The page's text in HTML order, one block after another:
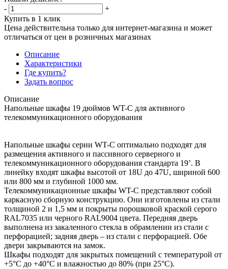
-
+
Купить в 1 клик
Цена действительна только для интернет-магазина и может
отличаться от цен в розничных магазинах
Описание
Характеристики
Где купить?
Задать вопрос
Описание
Напольные шкафы 19 дюймов WT-С для активного
телекоммуникационного оборудования
Напольные шкафы серии WT-С оптимально подходят для
размещения активного и пассивного серверного и
телекоммуникационного оборудования стандарта 19’. В
линейку входят шкафы высотой от 18U до 47U, шириной 600
или 800 мм и глубиной 1000 мм.
Телекоммуникационные шкафы WT-С представляют собой
каркасную сборную конструкцию. Они изготовлены из стали
толщиной 2 и 1,5 мм и покрыты порошковой краской серого
RAL7035 или черного RAL9004 цвета. Передняя дверь
выполнена из закаленного стекла в обрамлении из стали с
перфорацией; задняя дверь – из стали с перфорацией. Обе
двери закрываются на замок.
Шкафы подходят для закрытых помещений с температурой от
+5°C до +40°C и влажностью до 80% (при 25°C).